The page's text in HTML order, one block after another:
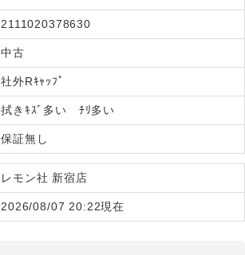
2111020378630
中古
社外Rｷｬｯﾌﾟ
拭きｷｽﾞ多い ﾁﾘ多い
保証無し
レモン社 新宿店
2026/08/07 20:22現在